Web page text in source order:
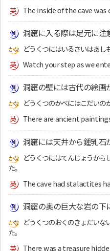
The inside of the cave was
洞窟に入る際は足元に注
どうくつにはいるさいはあし
Watch your step as we
洞窟の壁には古代の絵画
どうくつのかべにはこだいの
There are ancient
洞窟には天井から鍾乳石
どうくつにはてんじょうから
た。
The cave had stalactites
洞窟の奥の巨大な岩の下
どうくつのおくのきょだいな
た。
There was a treasure